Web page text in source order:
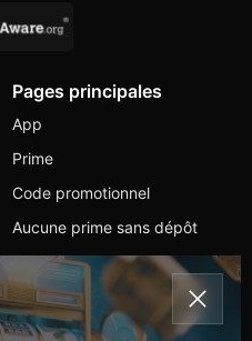
Pages principales
App
Prime
Code promotionnel
Aucune prime sans dépôt